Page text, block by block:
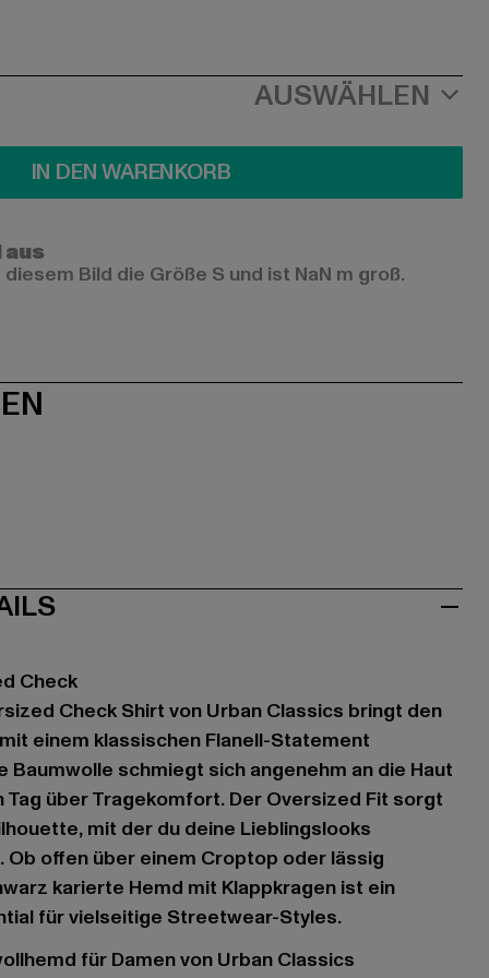
AUSWÄHLEN
IN DEN WARENKORB
Bild die Größe S und ist NaN m groß.
Check
Check Shirt von Urban Classics bringt den
einem klassischen Flanell-Statement
Baumwolle schmiegt sich angenehm an die Haut
über Tragekomfort. Der Oversized Fit sorgt
mit der du deine Lieblingslooks
offen über einem Croptop oder lässig
karierte Hemd mit Klappkragen ist ein
für vielseitige Streetwear-Styles.
für Damen von Urban Classics